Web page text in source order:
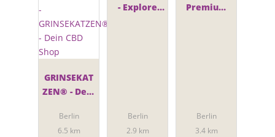
GRINSEKAT
ZEN® - Dein
Berlin
6.5 km
- Explore
Berlin
2.9 km
Premium
Berlin
3.4 km